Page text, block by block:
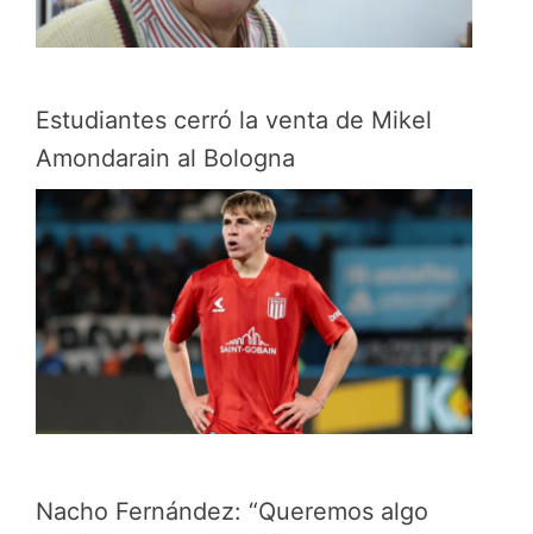
Estudiantes cerró la venta de Mikel
Amondarain al Bologna
Nacho Fernández: “Queremos algo